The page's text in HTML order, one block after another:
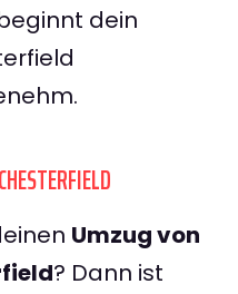
dein
Umzug von
? Dann ist